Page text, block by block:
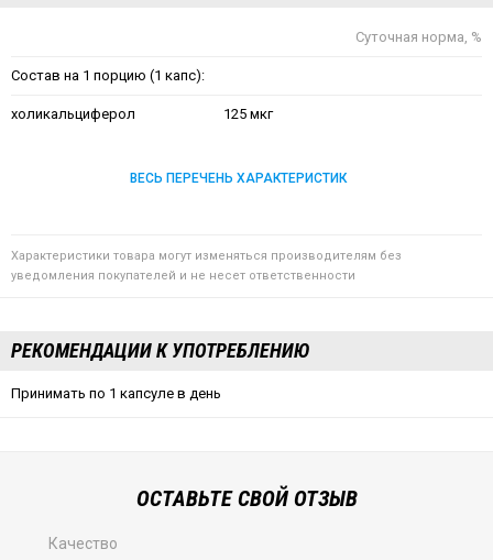
Суточная норма, %
Состав на 1 порцию (1 капс):
холикальциферол 125 мкг
ВЕСЬ ПЕРЕЧЕНЬ ХАРАКТЕРИСТИК
Характеристики товара могут изменяться производителям без
уведомления покупателей и не несет ответственности
РЕКОМЕНДАЦИИ К УПОТРЕБЛЕНИЮ
Принимать по 1 капсуле в день
ОСТАВЬТЕ СВОЙ ОТЗЫВ
Качество